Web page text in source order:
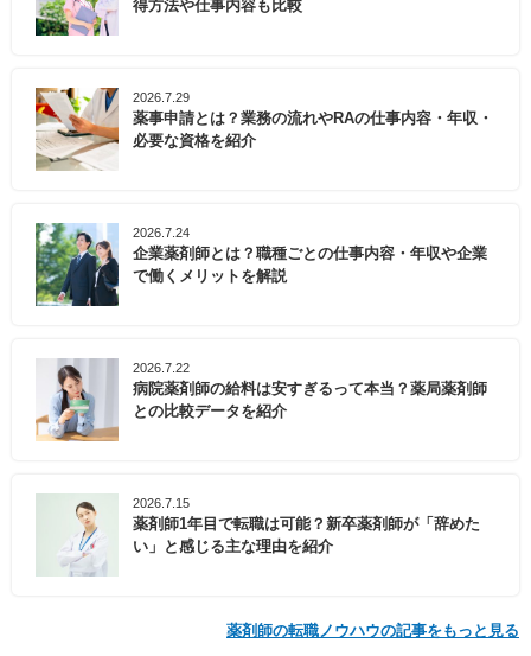
得方法や仕事内容も比較
2026.7.29
薬事申請とは？業務の流れやRAの仕事内容・年収・
必要な資格を紹介
2026.7.24
企業薬剤師とは？職種ごとの仕事内容・年収や企業
で働くメリットを解説
2026.7.22
病院薬剤師の給料は安すぎるって本当？薬局薬剤師
との比較データを紹介
2026.7.15
薬剤師1年目で転職は可能？新卒薬剤師が「辞めた
い」と感じる主な理由を紹介
薬剤師の転職ノウハウの記事をもっと見る